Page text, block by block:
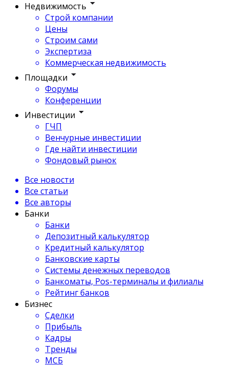
Недвижимость
Строй компании
Цены
Строим сами
Экспертиза
Коммерческая недвижимость
Площадки
Форумы
Конференции
Инвестиции
ГЧП
Венчурные инвестиции
Где найти инвестиции
Фондовый рынок
Все новости
Все статьи
Все авторы
Банки
Банки
Депозитный калькулятор
Кредитный калькулятор
Банковские карты
Системы денежных переводов
Банкоматы, Pos-терминалы и филиалы
Рейтинг банков
Бизнес
Сделки
Прибыль
Кадры
Тренды
МСБ